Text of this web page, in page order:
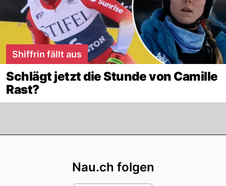
Shiffrin fällt aus
Schlägt jetzt die Stunde von Camille
Rast?
Nau.ch folgen